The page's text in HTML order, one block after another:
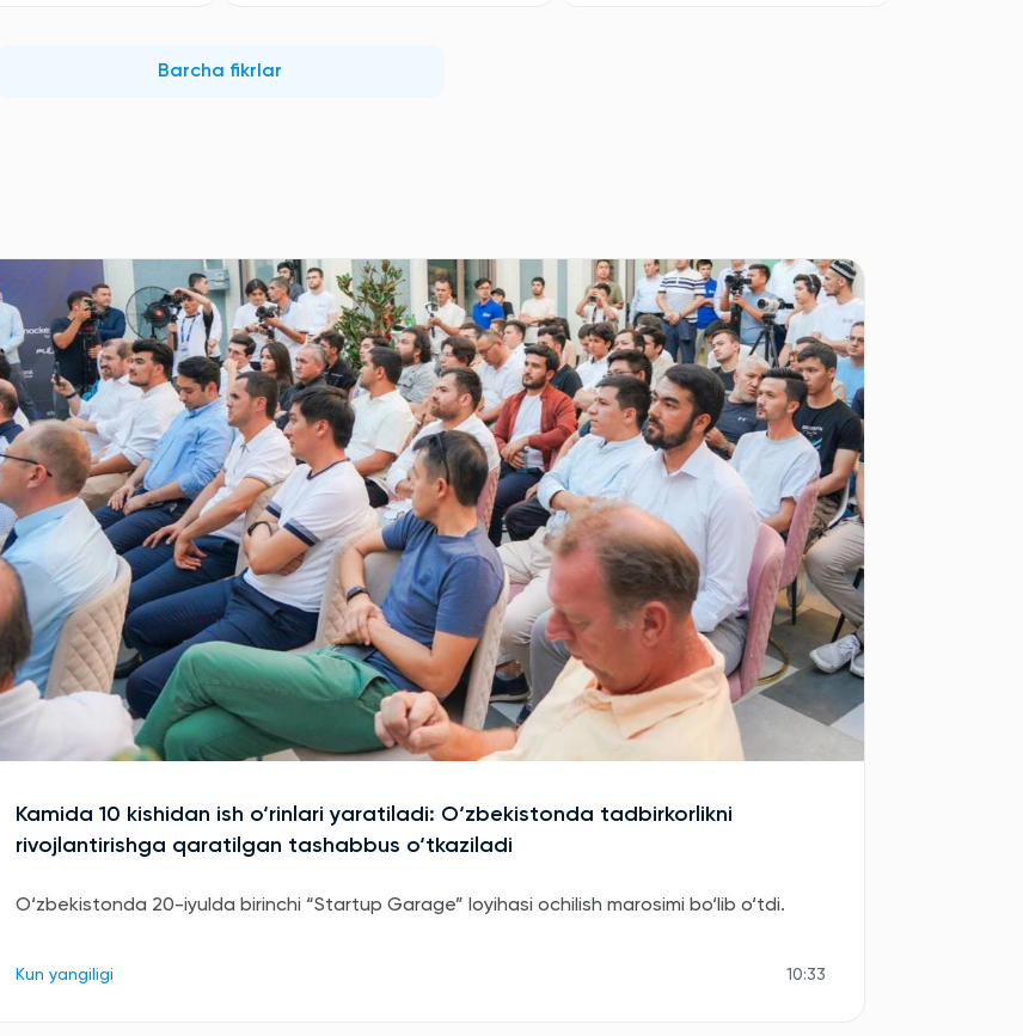
Barcha fikrlar
Kamida 10 kishidan ish o‘rinlari yaratiladi: O‘zbekistonda tadbirkorlikni
rivojlantirishga qaratilgan tashabbus o‘tkaziladi
O‘zbekistonda 20-iyulda birinchi “Startup Garage” loyihasi ochilish marosimi bo‘lib o‘tdi.
Kun yangiligi 10:33